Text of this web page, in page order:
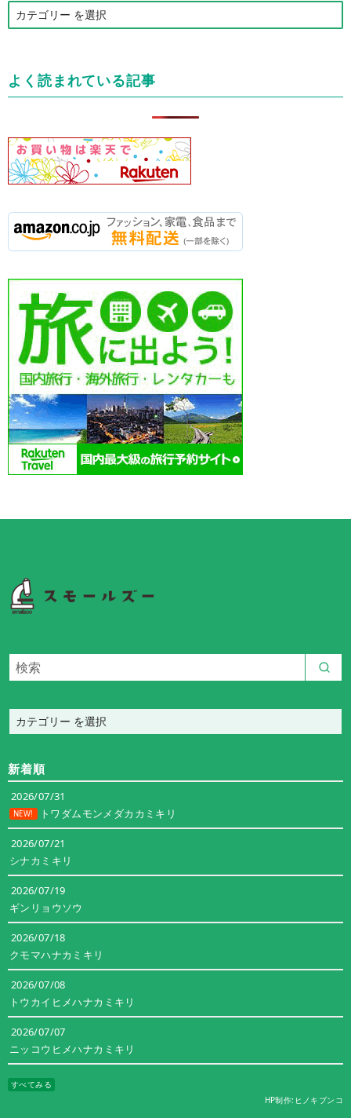
テ
ー
よく読まれている記事
テ
リ
新着順
2026/07/31
NEW! トワダムモンメダカカミキリ
2026/07/21
シナカミキリ
2026/07/19
ギンリョウソウ
2026/07/18
クモマハナカミキリ
2026/07/08
トウカイヒメハナカミキリ
2026/07/07
ニッコウヒメハナカミキリ
すべてみる
HP制作:ヒノキブンコ